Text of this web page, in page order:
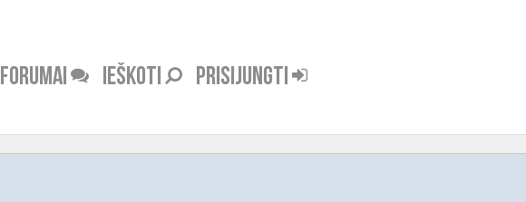
FORUMAI IEŠKOTI PRISIJUNGTI